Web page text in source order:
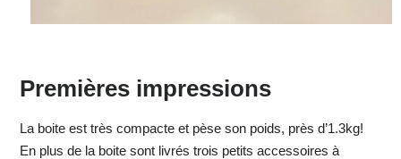
Premières impressions
La boite est très compacte et pèse son poids, près d’1.3kg!
En plus de la boite sont livrés trois petits accessoires à